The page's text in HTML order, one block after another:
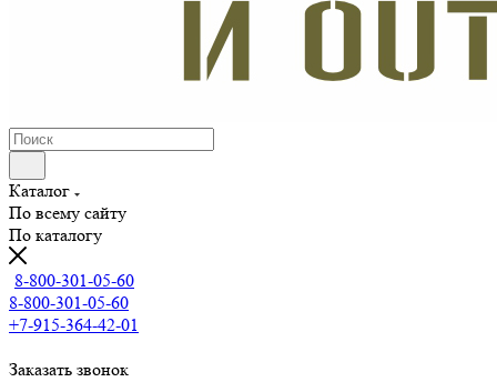
Каталог
По всему сайту
По каталогу
8-800-301-05-60
8-800-301-05-60
+7-915-364-42-01
Заказать звонок